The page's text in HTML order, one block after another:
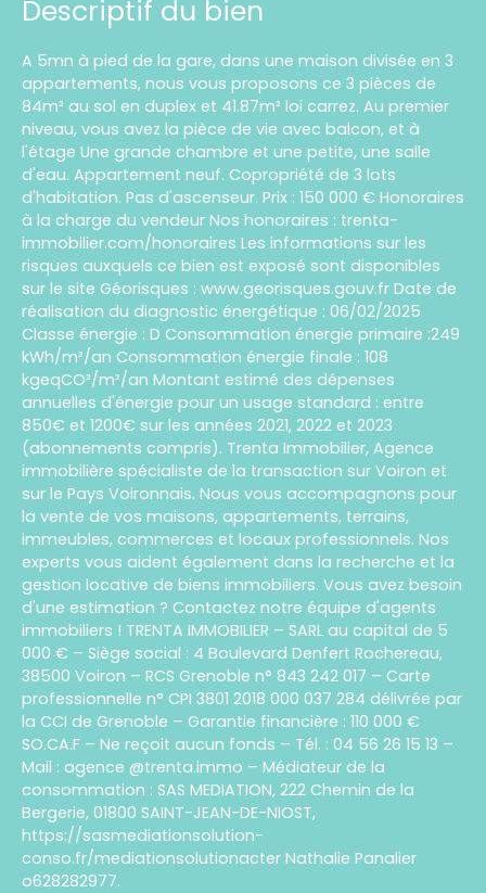
Descriptif du bien
A 5mn à pied de la gare, dans une maison divisée en 3
appartements, nous vous proposons ce 3 pièces de
84m² au sol en duplex et 41.87m² loi carrez. Au premier
niveau, vous avez la pièce de vie avec balcon, et à
l'étage Une grande chambre et une petite, une salle
d'eau. Appartement neuf. Copropriété de 3 lots
d'habitation. Pas d'ascenseur. Prix : 150 000 € Honoraires
à la charge du vendeur Nos honoraires : trenta-
immobilier.com/honoraires Les informations sur les
risques auxquels ce bien est exposé sont disponibles
sur le site Géorisques : www.georisques.gouv.fr Date de
réalisation du diagnostic énergétique : 06/02/2025
Classe énergie : D Consommation énergie primaire :249
kWh/m²/an Consommation énergie finale : 108
kgeqCO²/m²/an Montant estimé des dépenses
annuelles d'énergie pour un usage standard : entre
850€ et 1200€ sur les années 2021, 2022 et 2023
(abonnements compris). Trenta Immobilier, Agence
immobilière spécialiste de la transaction sur Voiron et
sur le Pays Voironnais. Nous vous accompagnons pour
la vente de vos maisons, appartements, terrains,
immeubles, commerces et locaux professionnels. Nos
experts vous aident également dans la recherche et la
gestion locative de biens immobiliers. Vous avez besoin
d'une estimation ? Contactez notre équipe d'agents
immobiliers ! TRENTA IMMOBILIER – SARL au capital de 5
000 € – Siège social : 4 Boulevard Denfert Rochereau,
38500 Voiron – RCS Grenoble n° 843 242 017 – Carte
professionnelle n° CPI 3801 2018 000 037 284 délivrée par
la CCI de Grenoble – Garantie financière : 110 000 €
SO.CA.F – Ne reçoit aucun fonds – Tél. : 04 56 26 15 13 –
Mail : agence @trenta.immo – Médiateur de la
consommation : SAS MEDIATION, 222 Chemin de la
Bergerie, 01800 SAINT-JEAN-DE-NIOST,
https://sasmediationsolution-
conso.fr/mediationsolutionacter Nathalie Panalier
o628282977.